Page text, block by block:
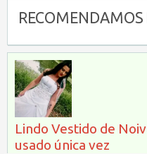
RECOMENDAMOS
Lindo Vestido de
usado única vez